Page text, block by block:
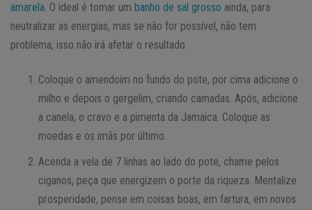
amarela . O ideal é tomar um banho de sal grosso ainda, para
neutralizar as energias, mas se não for possível, não tem
problema, isso não irá afetar o resultado.
Coloque o amendoim no fundo do pote, por cima adicione o
milho e depois o gergelim, criando camadas. Após, adicione
a canela, o cravo e a pimenta da Jamaica. Coloque as
moedas e os imãs por último.
Acenda a vela de 7 linhas ao lado do pote, chame pelos
ciganos, peça que energizem o porte da riqueza. Mentalize
prosperidade, pense em coisas boas, em fartura, em novos